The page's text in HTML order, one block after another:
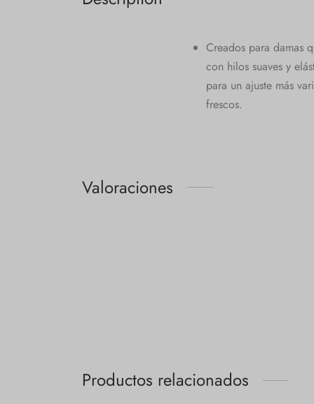
Creados para damas
con hilos suaves y
para un ajuste más
frescos.
Valoraciones
Productos relacionados